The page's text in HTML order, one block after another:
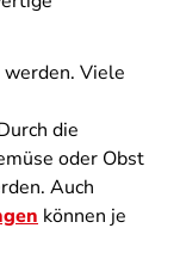
werden. Viele
die
oder Obst
Auch
können je